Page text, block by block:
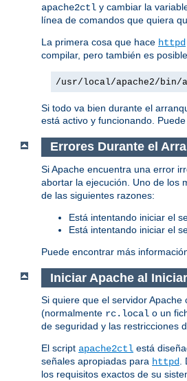
apache2ctl y cambiar la
línea de comandos que quiera
La primera cosa que hace httpd
compilar, pero también es
/usr/local/apache2/bin/
Si todo va bien durante el
está activo y funcionando.
Errores Durante el
Si Apache encuentra una error
abortar la ejecución. Uno de los
de las siguientes razones:
Está intentando iniciar el
Está intentando iniciar el
Puede encontrar más
Iniciar Apache al
Si quiere que el servidor
(normalmente rc.local o un
de seguridad y las restricciones
El script apache2ctl está
señales apropiadas para httpd.
los requisitos exactos de su